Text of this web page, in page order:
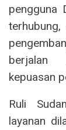
pengguna
berjalan
kepuasan
Ruli
layanan